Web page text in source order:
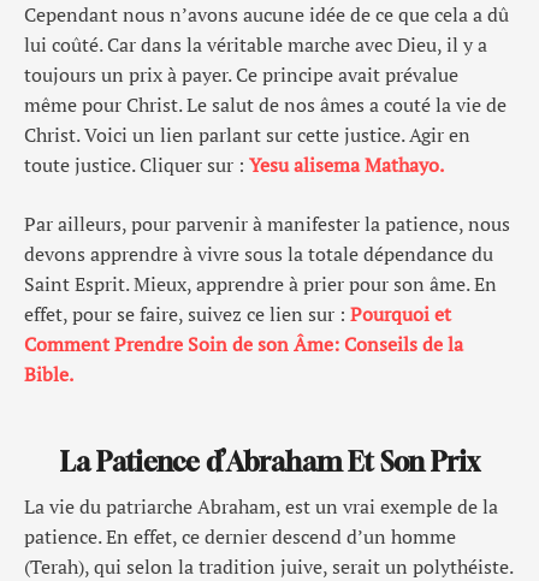
Cependant nous n’avons aucune idée de ce que cela a dû
lui coûté. Car dans la véritable marche avec Dieu, il y a
toujours un prix à payer. Ce principe avait prévalue
même pour Christ. Le salut de nos âmes a couté la vie de
Christ. Voici un lien parlant sur cette justice. Agir en
toute justice. Cliquer sur : Yesu alisema Mathayo.
Par ailleurs, pour parvenir à manifester la patience, nous
devons apprendre à vivre sous la totale dépendance du
Saint Esprit. Mieux, apprendre à prier pour son âme. En
effet, pour se faire, suivez ce lien sur : Pourquoi et
Comment Prendre Soin de son Âme: Conseils de la
Bible.
La Patience d’Abraham Et Son Prix
La vie du patriarche Abraham, est un vrai exemple de la
patience. En effet, ce dernier descend d’un homme
(Terah), qui selon la tradition juive, serait un polythéiste.